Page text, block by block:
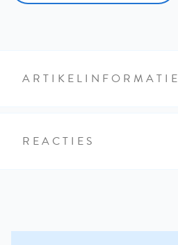
ARTIKELINFORMATIE
REACTIES